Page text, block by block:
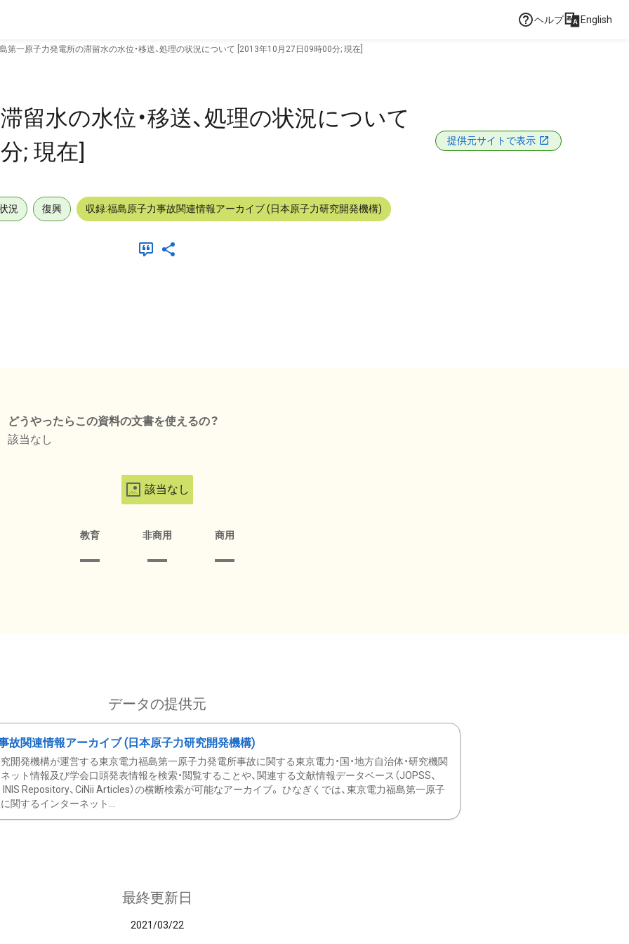
ヘルプ English
第一原子力発電所の滞留水の水位・移送、処理の状況について [2013年10月27日09時00分; 現在]
留水の水位・移送、処理の状況について
; 現在]
提供元サイトで表示
況 復興 収録:福島原子力事故関連情報アーカイブ (日本原子力研究開発機構)
どうやったらこの資料の文書を使えるの？
該当なし
該当なし
教育 非商用 商用
データの提供元
故関連情報アーカイブ (日本原子力研究開発機構)
開発機構が運営する東京電力福島第一原子力発電所事故に関する東京電力・国・地方自治体・研究機関
ット情報及び学会口頭発表情報を検索・閲覧することや、関連する文献情報データベース（JOPSS、
INIS Repository、CiNii Articles）の横断検索が可能なアーカイブ。 ひなぎくでは、東京電力福島第一原子
関するインターネット...
最終更新日
2021/03/22